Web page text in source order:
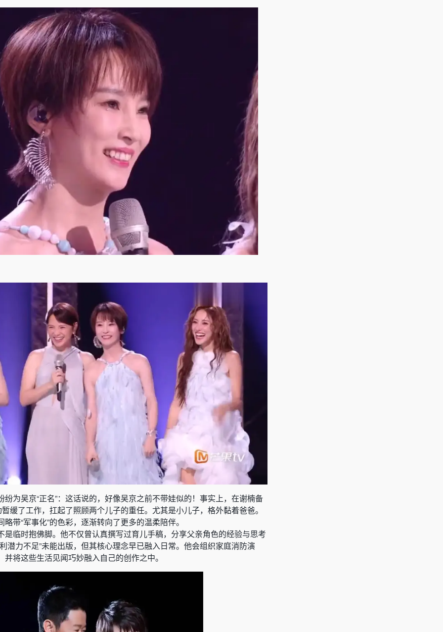
为吴京“正名”：这话说的，好像吴京之前不带娃似的！事实上，在谢楠备
缓了工作，扛起了照顾两个儿子的重任。尤其是小儿子，格外黏着爸爸。
带“军事化”的色彩，逐渐转向了更多的温柔陪伴。
是临时抱佛脚。他不仅曾认真撰写过育儿手稿，分享父亲角色的经验与思考
力不足”未能出版，但其核心理念早已融入日常。他会组织家庭消防演
将这些生活见闻巧妙融入自己的创作之中。